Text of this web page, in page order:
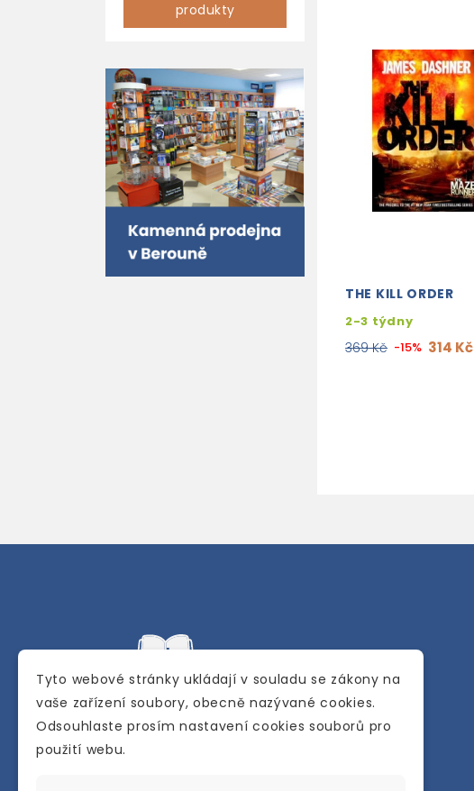
produkty
THE KILL ORDER
2-3 týdny
369 Kč -15% 314 Kč
Internetové a kamenné knihkupectví se
Tyto webové stránky ukládají v souladu se zákony na
vaše zařízení soubory, obecně nazývané cookies.
Odsouhlaste prosím nastavení cookies souborů pro
použití webu.